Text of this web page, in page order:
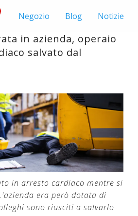
Negozio Blog Notizie
in azienda, operaio
salvato dal
in arresto cardiaco mentre si
era però dotata di
sono riusciti a salvarlo